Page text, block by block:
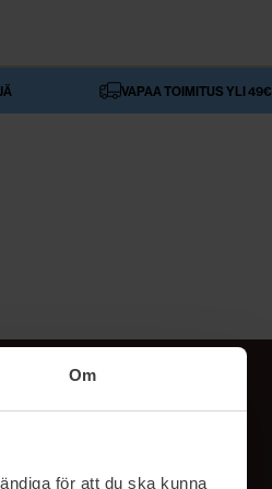
Om
för att du ska kunna
VAPAA TOIMITUS YLI 49€
SEURAA MEITÄ